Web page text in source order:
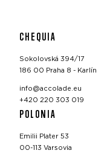
CHEQUIA
Sokolovská 394/17
186 00 Praha 8 - Karlín
info@accolade.eu
+420 220 303 019
POLONIA
Emilii Plater 53
00-113 Varsovia